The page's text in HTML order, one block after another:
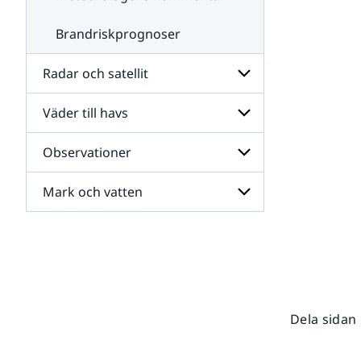
Brandriskprognoser
Radar och satellit
Undersidor
för
Radar
och
satellit
Väder till havs
Undersidor
för
Väder
till
havs
Observationer
Undersidor
för
Mark och vatten
Dela sidan